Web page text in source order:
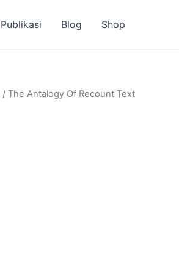
Publikasi Blog Shop
/ The Antalogy Of Recount Text